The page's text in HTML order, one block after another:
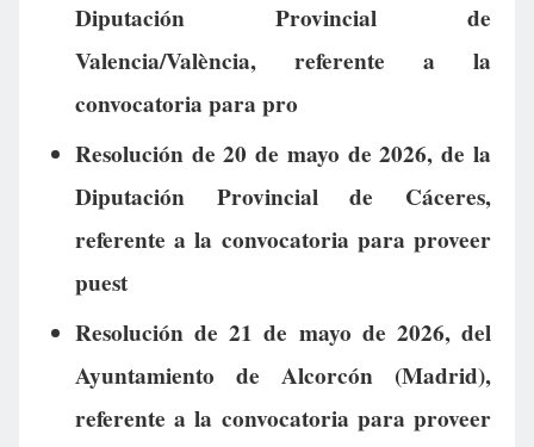
Diputación Provincial de
Valencia/València, referente a la
convocatoria para pro
Resolución de 20 de mayo de 2026, de la
Diputación Provincial de Cáceres,
referente a la convocatoria para proveer
puest
Resolución de 21 de mayo de 2026, del
Ayuntamiento de Alcorcón (Madrid),
referente a la convocatoria para proveer